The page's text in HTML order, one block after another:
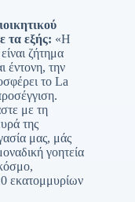
τα εξής: «Η
ζήτημα
έντονη, την
το La
με τη
της
μας, μάς
γοητεία
εκατομμυρίων